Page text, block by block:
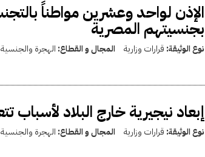
الإذن لواحد وعشرين مواطناً
بجنسيتهم المصرية
نوع الوثيقة: قرارات وزارية المجال و القطاع: الهجرة والجنسية
إبعاد نيجيرية خارج البلاد لأسباب
نوع الوثيقة: قرارات وزارية المجال و القطاع: الهجرة والجنسية